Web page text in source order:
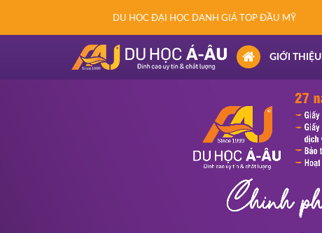
DU HỌC ĐẠI HỌC DANH GIÁ TOP ĐẦU MỸ
(CURRENT)
GIỚI THIỆU